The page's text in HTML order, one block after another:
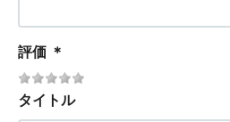
評価 ＊
タイトル